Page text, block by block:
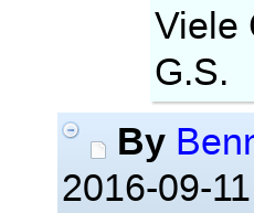
Viele
G.S.
By
2016-09-